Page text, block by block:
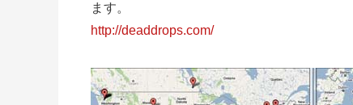
ます。
http://deaddrops.com/